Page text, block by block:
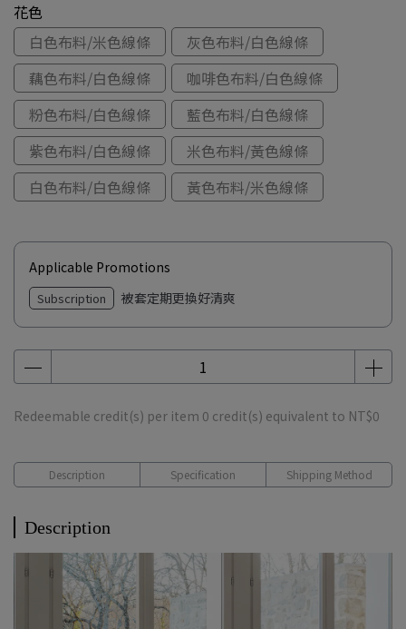
花色
白色布料/米色線條
灰色布料/白色線條
藕色布料/白色線條
咖啡色布料/白色線條
粉色布料/白色線條
藍色布料/白色線條
紫色布料/白色線條
米色布料/黃色線條
白色布料/白色線條
黃色布料/米色線條
Applicable Promotions
Subscription 被套定期更換好清爽
Redeemable credit(s) per item 0 credit(s) equivalent to NT$0
Description Specification Shipping Method
Description